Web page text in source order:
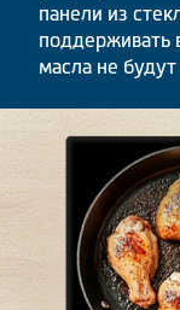
панели из
поддерживать
масла не